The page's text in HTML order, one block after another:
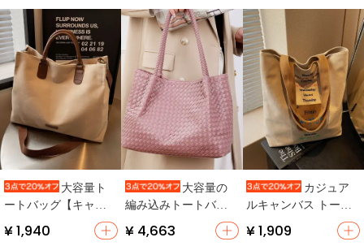
グ】
大容量ト
ートバッグ【キャン
バス製・肩掛け・通
勤・学生用・斜め掛
¥ 1,940
大容量の
編み込みトートバッ
け・ファイル収納
¥ 4,663
カジュア
ルキャンバス トート
バッグ 大容量クラス
サブバッグ
¥ 1,909